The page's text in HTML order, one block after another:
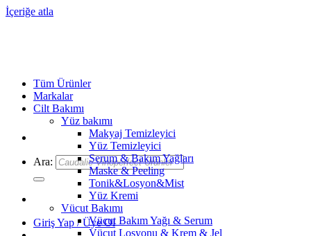
İçeriğe atla
Ara:
Giriş Yap / Üye Ol
Tüm Ürünler
Markalar
Cilt Bakımı
Yüz bakımı
Makyaj Temizleyici
Yüz Temizleyici
Serum & Bakım Yağları
Maske & Peeling
Tonik&Losyon&Mist
Yüz Kremi
Vücut Bakımı
Vücut Bakım Yağı & Serum
Vücut Losyonu & Krem & Jel